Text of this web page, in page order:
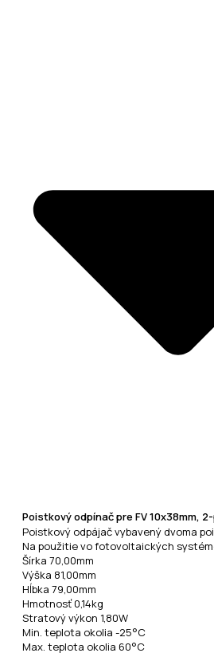
Poistkový odpínač pre FV 10x38mm,
Poistkový odpájač vybavený dvoma
Na použitie vo fotovoltaických
Šírka 70,00mm
Výška 81,00mm
Hĺbka 79,00mm
Hmotnosť 0,14kg
Stratový výkon 1,80W
Min. teplota okolia -25°C
Max. teplota okolia 60°C